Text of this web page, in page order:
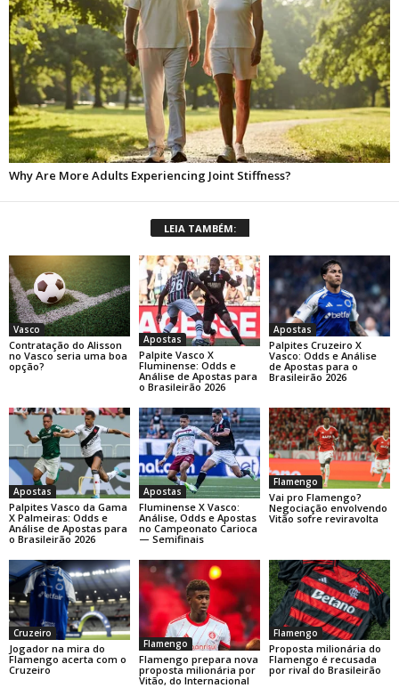
LEIA TAMBÉM:
Vasco
Contratação do Alisson
no Vasco seria uma boa
opção?
Apostas
Palpite Vasco X
Fluminense: Odds e
Análise de Apostas para
o Brasileirão 2026
Apostas
Palpites Cruzeiro X
Vasco: Odds e Análise
de Apostas para o
Brasileirão 2026
Apostas
Palpites Vasco da Gama
X Palmeiras: Odds e
Análise de Apostas para
o Brasileirão 2026
Apostas
Fluminense X Vasco:
Análise, Odds e Apostas
no Campeonato Carioca
— Semifinais
Flamengo
Vai pro Flamengo?
Negociação envolvendo
Vitão sofre reviravolta
Cruzeiro
Jogador na mira do
Flamengo acerta com o
Cruzeiro
Flamengo
Flamengo prepara nova
proposta milionária por
Vitão, do Internacional
Flamengo
Proposta milionária do
Flamengo é recusada
por rival do Brasileirão